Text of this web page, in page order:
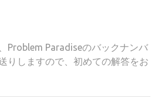
Problem Paradiseのバックナンバ
りしますので、初めての解答をお